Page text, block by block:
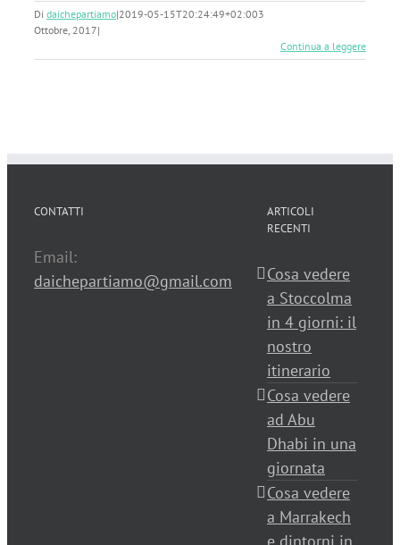
Di daichepartiamo|2019-05-15T20:24:49+02:003
Ottobre, 2017|
Continua a leggere
CONTATTI
Email:
daichepartiamo@gmail.com
ARTICOLI
RECENTI
Cosa vedere
a Stoccolma
in 4 giorni: il
nostro
itinerario
Cosa vedere
ad Abu
Dhabi in una
giornata
Cosa vedere
a Marrakech